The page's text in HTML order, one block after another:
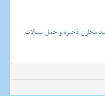
مخازن ذخیره و حمل سیالات